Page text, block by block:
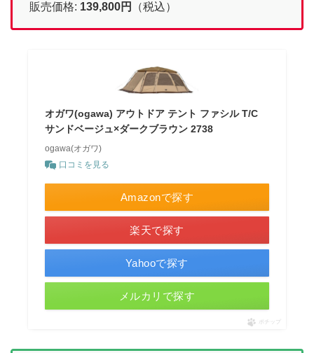
販売価格: 139,800円 （税込）
オガワ(ogawa) アウトドア テント ファシル T/C
サンドベージュ×ダークブラウン 2738
ogawa(オガワ)
口コミを見る
Amazonで探す
楽天で探す
Yahooで探す
メルカリで探す
ポチップ